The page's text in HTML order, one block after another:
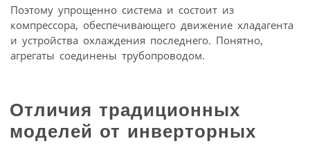
Поэтому упрощенно система и состоит из
компрессора, обеспечивающего движение хладагента
и устройства охлаждения последнего. Понятно,
агрегаты соединены трубопроводом.
Отличия традиционных
моделей от инверторных